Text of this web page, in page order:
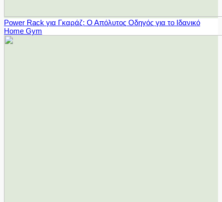
Power Rack για Γκαράζ: Ο Απόλυτος Οδηγός για το Ιδανικό
Home Gym